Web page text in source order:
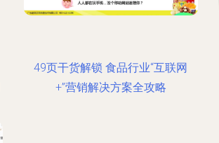
49页干货解锁 食品行业“互联网
+”营销解决方案全攻略